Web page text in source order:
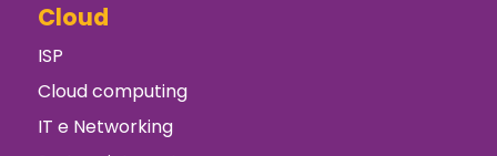
Cloud
ISP
Cloud computing
IT e Networking